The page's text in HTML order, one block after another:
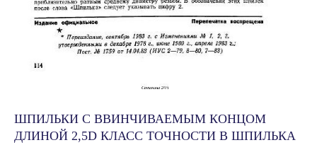
ШПИЛЬКИ С ВВИНЧИВАЕМЫМ КОНЦОМ
ДЛИНОЙ 2,5D КЛАСС ТОЧНОСТИ В ШПИЛЬКА